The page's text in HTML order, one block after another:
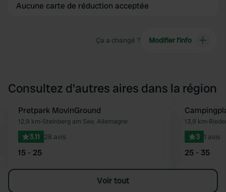
Aucune carte de réduction acceptée
Ça a changé ? Modifier l’info
Consultez d'autres aires dans la région
Préféré
Pretpark MovinGround
12,9 km•Steinberg am See, Allemagne
3.11 28 avis
15 - 25
13,9 km•
3 1 avis
25 - 35
Voir tout